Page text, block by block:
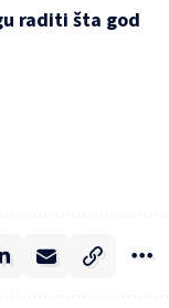
raditi šta god